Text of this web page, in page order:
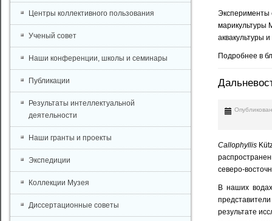
Эксперименты
марикультуры
аквакультуры
Подробнее в
Callophyllis
северо-
В наших
результате
Центры коллективного пользования
Ученый совет
Наши конференции, школы и семинары
Публикации
Результаты интеллектуальной
деятельности
Наши гранты и проекты
Экспедиции
Коллекции Музея
Диссертационные советы